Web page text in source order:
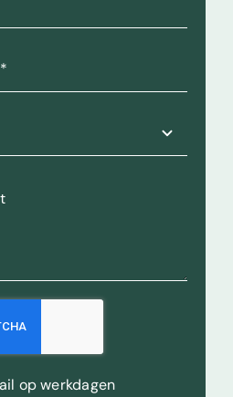
op werkdagen